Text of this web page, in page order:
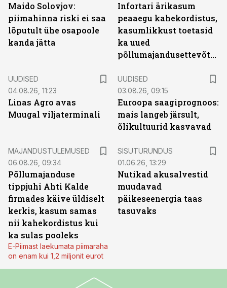
Maido Solovjov:
piimahinna riski ei saa
lõputult ühe osapoole
kanda jätta
Infortari ärikasum
peaaegu kahekordistus,
kasumlikkust toetasid
ka uued
põllumajandusettevõtted
UUDISED
04.08.26, 11:23
Linas Agro avas
Muugal viljaterminali
UUDISED
03.08.26, 09:15
Euroopa saagiprognoos:
mais langeb järsult,
õlikultuurid kasvavad
MAJANDUSTULEMUSED
06.08.26, 09:34
Põllumajanduse
tippjuhi Ahti Kalde
firmades käive üldiselt
kerkis, kasum samas
nii kahekordistus kui
ka sulas pooleks
E-Piimast laekumata piimaraha
on enam kui 1,2 miljonit eurot
SISUTURUNDUS
01.06.26, 13:29
Nutikad akusalvestid
muudavad
päikeseenergia taas
tasuvaks